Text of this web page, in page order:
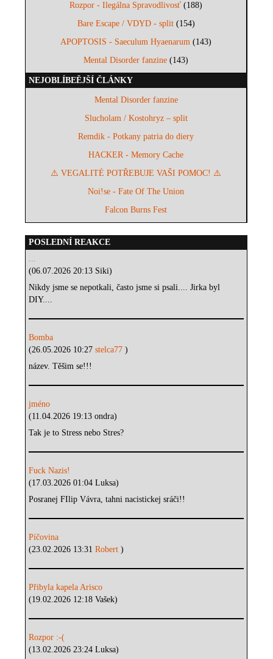
Rozpor - Ilegálna Spravodlivosť (188)
Bare Escape / VDYD - split(154)
APOPTOSIS - Saeculum Hyaenarum (143)
Mental Disorder fanzine (143)
NEJOBLÍBEĚJŠÍ ČLÁNKY
Mental Disorder fanzine
Slucholam / Kostohryz – split
Remdik - Potkany patria do diery
HACKER - Memory Cache
⚠️ VEGALITÉ POTŘEBUJE VAŠI POMOC! ⚠️
Noi!se - Fate Of The Union
Falcon Burns Fest
POSLEDNÍ REAKCE
...
(06.07.2026 20:13 Siki)
Nikdy jsme se nepotkali, často jsme si psali.... Jirka byl
DIY....
Bomba
(26.05.2026 10:27stelca77)
název. Těšim se!!!
jméno
(11.04.2026 19:13 ondra)
Tak je to Stress nebo Stres?
Fuck Nazis!
(17.03.2026 01:04 Luksa)
Posranej FIlip Vávra, tahni nacistickej sráči!!
Píčovina
(23.02.2026 13:31Robert)
Přibyla kapela Arisco
(19.02.2026 12:18 Vašek)
Rozpor :-(
(13.02.2026 23:24 Luksa)